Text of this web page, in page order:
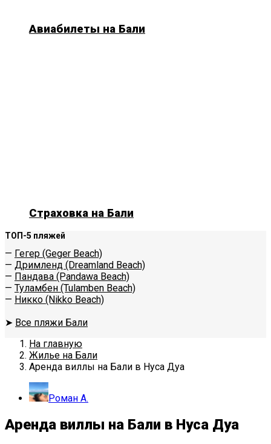
Авиабилеты на Бали
Страховка на Бали
ТОП-5 пляжей
— Гегер (Geger Beach)
— Дримленд (Dreamland Beach)
— Пандава (Pandawa Beach)
— Туламбен (Tulamben Beach)
— Никко (Nikko Beach)
➤ Все пляжи Бали
На главную
Жилье на Бали
Аренда виллы на Бали в Нуса Дуа
Роман А.
Аренда виллы на Бали в Нуса Дуа